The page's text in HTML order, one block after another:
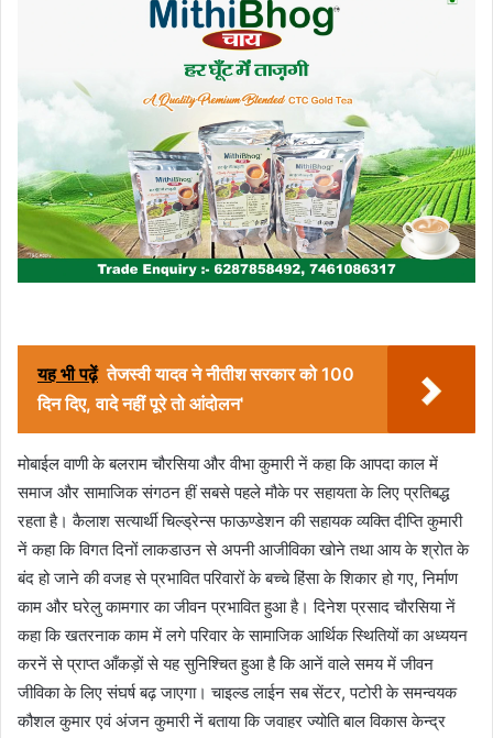
यह भी पढ़ें तेजस्वी यादव ने नीतीश सरकार को 100
दिन दिए, वादे नहीं पूरे तो आंदोलन'
मोबाईल वाणी के बलराम चौरसिया और वीभा कुमारी नें कहा कि आपदा काल में
समाज और सामाजिक संगठन हीं सबसे पहले मौके पर सहायता के लिए प्रतिबद्ध
रहता है। कैलाश सत्यार्थी चिल्ड्रेन्स फाऊण्डेशन की सहायक व्यक्ति दीप्ति कुमारी
नें कहा कि विगत दिनों लाकडाउन से अपनी आजीविका खोने तथा आय के श्रोत के
बंद हो जाने की वजह से प्रभावित परिवारों के बच्चे हिंसा के शिकार हो गए, निर्माण
काम और घरेलु कामगार का जीवन प्रभावित हुआ है। दिनेश प्रसाद चौरसिया नें
कहा कि खतरनाक काम में लगे परिवार के सामाजिक आर्थिक स्थितियों का अध्ययन
करनें से प्राप्त आँकड़ों से यह सुनिश्चित हुआ है कि आनें वाले समय में जीवन
जीविका के लिए संघर्ष बढ़ जाएगा। चाइल्ड लाईन सब सेंटर, पटोरी के समन्वयक
कौशल कुमार एवं अंजन कुमारी नें बताया कि जवाहर ज्योति बाल विकास केन्द्र